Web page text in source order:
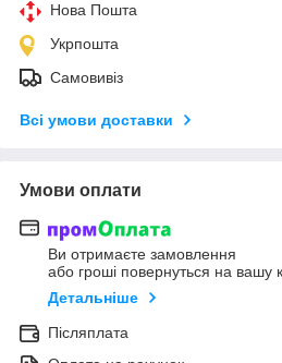
Нова Пошта
Укрпошта
Самовивіз
Всі умови доставки
Умови оплати
Ви отримаєте замовлення
або гроші повернуться на вашу
Детальніше
Післяплата